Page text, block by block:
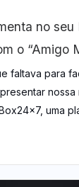
no seu
o “Amigo
faltava para
uma